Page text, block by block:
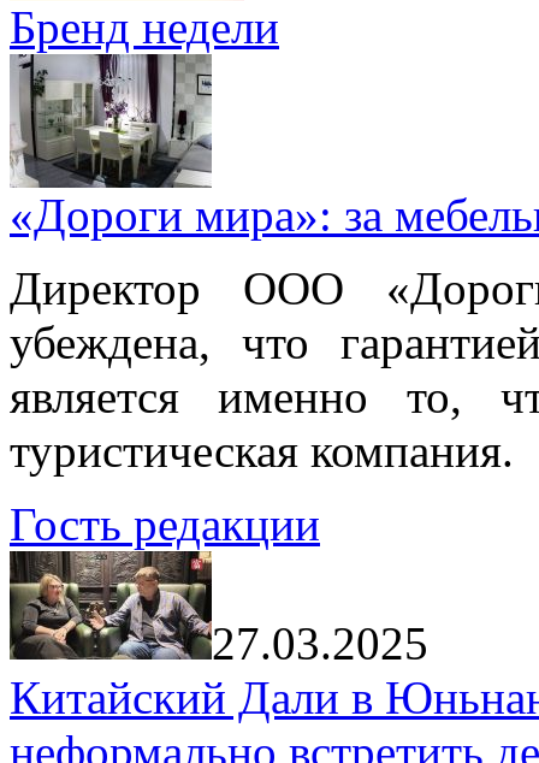
Бренд недели
«Дороги мира»: за
Директор ООО
убеждена, что
является именно то,
туристическая компания.
Гость редакции
27.03.2025
Китайский Дали в
неформально встретить